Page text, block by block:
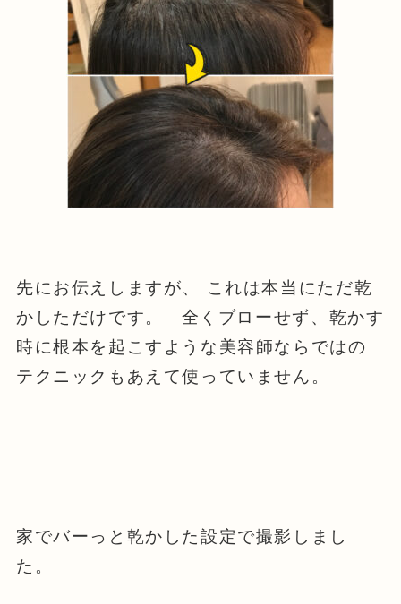
先にお伝えしますが、 これは本当にただ乾
かしただけです。 全くブローせず、乾かす
時に根本を起こすような美容師ならではの
テクニックもあえて使っていません。
家でバーっと乾かした設定で撮影しまし
た。